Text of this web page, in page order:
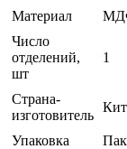
Материал
Число
отделений,
шт
1
Страна-
изготовитель
Упаковка